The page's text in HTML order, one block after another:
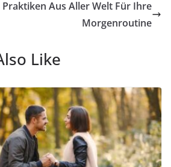
Aus Aller Welt Für Ihre
Morgenroutine
Like